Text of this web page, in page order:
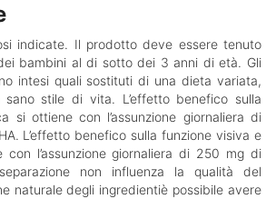
indicate. Il prodotto deve essere tenuto
bambini al di sotto dei 3 anni di età. Gli
intesi quali sostituti di una dieta variata,
stile di vita. L’effetto benefico sulla
si ottiene con l’assunzione giornaliera di
L’effetto benefico sulla funzione visiva e
con l’assunzione giornaliera di 250 mg di
separazione non influenza la qualità del
naturale degli ingredientiè possibile avere